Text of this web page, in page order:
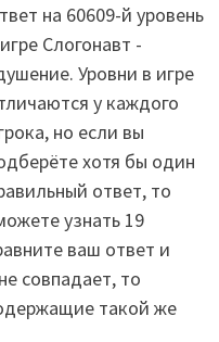
на 60609-й уровень
Слогонавт -
Уровни в игре
у каждого
но если вы
хотя бы один
ответ, то
узнать 19
ваш ответ и
совпадает, то
такой же